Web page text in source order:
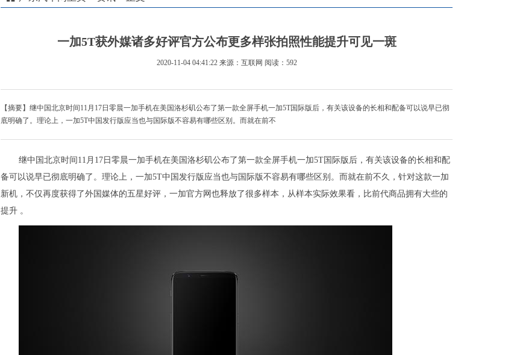
一加5T获外媒诸多好评官方公布更多样张拍照性能提升可见一斑
2020-11-04 04:41:22 来源：互联网 阅读：592
【摘要】继中国北京时间11月17日零晨一加手机在美国洛杉矶公布了第一款全屏手机一加5T国际版后，有关该设备的长相和配备可以说早已彻
底明确了。理论上，一加5T中国发行版应当也与国际版不容易有哪些区别。而就在前不
继中国北京时间11月17日零晨一加手机在美国洛杉矶公布了第一款全屏手机一加5T国际版后，有关该设备的长相和配
备可以说早已彻底明确了。理论上，一加5T中国发行版应当也与国际版不容易有哪些区别。而就在前不久，针对这款一加
新机，不仅再度获得了外国媒体的五星好评，一加官方网也释放了很多样本，从样本实际效果看，比前代商品拥有大些的
提升 。